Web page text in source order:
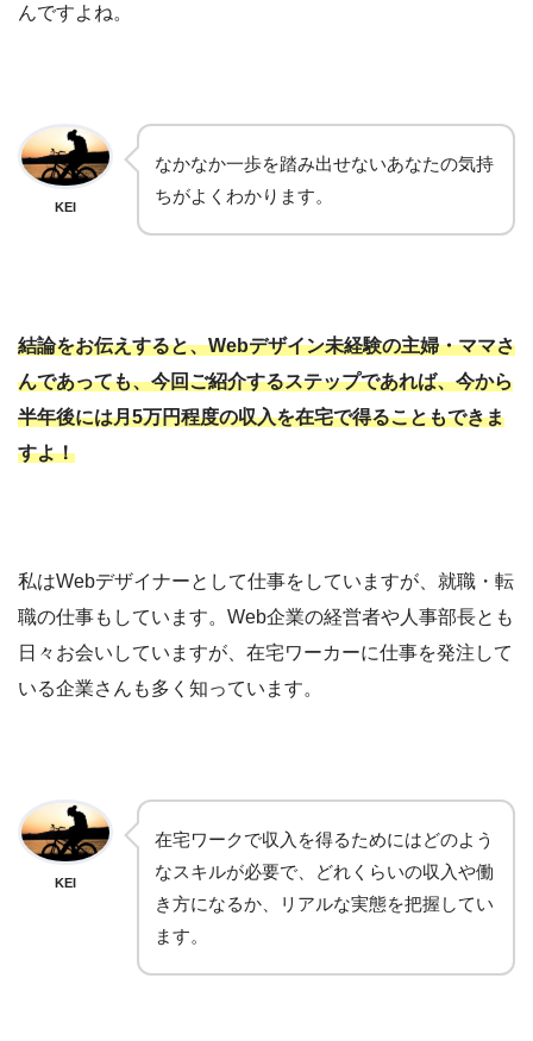
んですよね。
KEI
なかなか一歩を踏み出せないあなたの気持
ちがよくわかります。
結論をお伝えすると、Webデザイン未経験の主婦・ママさ
んであっても、今回ご紹介するステップであれば、今から
半年後には月5万円程度の収入を在宅で得ることもできま
すよ！
私はWebデザイナーとして仕事をしていますが、就職・転
職の仕事もしています。Web企業の経営者や人事部長とも
日々お会いしていますが、在宅ワーカーに仕事を発注して
いる企業さんも多く知っています。
KEI
在宅ワークで収入を得るためにはどのよう
なスキルが必要で、どれくらいの収入や働
き方になるか、リアルな実態を把握してい
ます。